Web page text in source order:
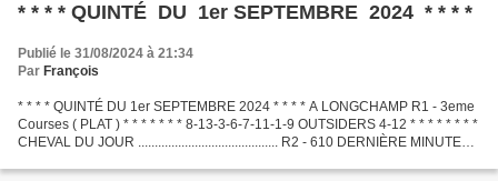
* * * * QUINTÉ DU 1er SEPTEMBRE 2024 * * * *
Publié le 31/08/2024 à 21:34
Par François
* * * * QUINTÉ DU 1er SEPTEMBRE 2024 * * * * A LONGCHAMP R1 - 3eme
Courses ( PLAT ) * * * * * * * 8-13-3-6-7-11-1-9 OUTSIDERS 4-12 * * * * * * * *
CHEVAL DU JOUR .......................................... R2 - 610 DERNIÈRE MINUTE